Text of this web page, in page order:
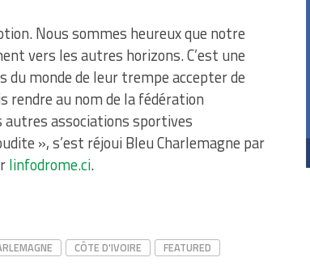
Nous sommes heureux que notre
vers les autres horizons. C’est une
monde de leur trempe accepter de
rendre au nom de la fédération
autres associations sportives
», s’est réjoui Bleu Charlemagne par
linfodrome.ci.
CÔTE D'IVOIRE
FEATURED